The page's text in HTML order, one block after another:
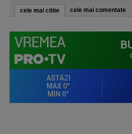
cele mai citite cele mai comentate